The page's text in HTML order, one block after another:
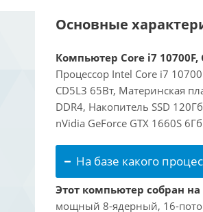
Основные
Компьютер Core i7 10700F,
Процессор Intel Core i7
CD5L3 65Вт, Материнская
DDR4, Накопитель SSD
nVidia GeForce GTX 1660S
На базе какого
Этот компьютер собран на
мощный 8-ядерный, 16-